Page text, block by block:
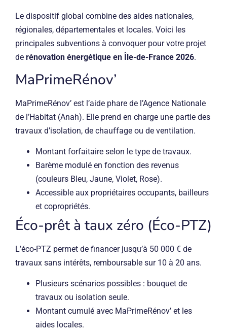
Le dispositif global combine des aides nationales,
régionales, départementales et locales. Voici les
principales subventions à convoquer pour votre projet
de rénovation énergétique en Île-de-France 2026.
MaPrimeRénov’
MaPrimeRénov’ est l’aide phare de l’Agence Nationale
de l’Habitat (Anah). Elle prend en charge une partie des
travaux d’isolation, de chauffage ou de ventilation.
Montant forfaitaire selon le type de travaux.
Barème modulé en fonction des revenus
(couleurs Bleu, Jaune, Violet, Rose).
Accessible aux propriétaires occupants, bailleurs
et copropriétés.
Éco-prêt à taux zéro (Éco-PTZ)
L’éco-PTZ permet de financer jusqu’à 50 000 € de
travaux sans intérêts, remboursable sur 10 à 20 ans.
Plusieurs scénarios possibles : bouquet de
travaux ou isolation seule.
Montant cumulé avec MaPrimeRénov’ et les
aides locales.